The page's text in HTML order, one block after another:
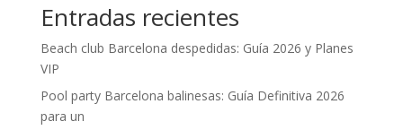
Entradas recientes
Beach club Barcelona despedidas: Guía 2026 y Planes
VIP
Pool party Barcelona balinesas: Guía Definitiva 2026
para un